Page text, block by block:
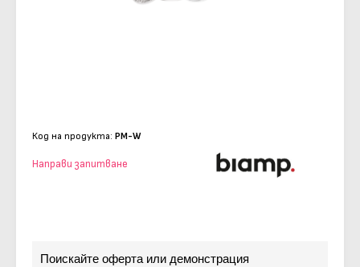
Код на продукта: PM-W
Направи запитване
Поискайте оферта или демонстрация